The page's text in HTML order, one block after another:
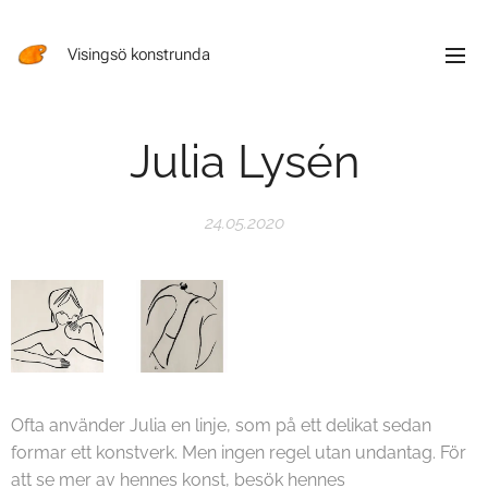
Visingsö konstrunda
Julia Lysén
24.05.2020
Ofta använder Julia en linje, som på ett delikat sedan
formar ett konstverk. Men ingen regel utan undantag. För
att se mer av hennes konst, besök hennes